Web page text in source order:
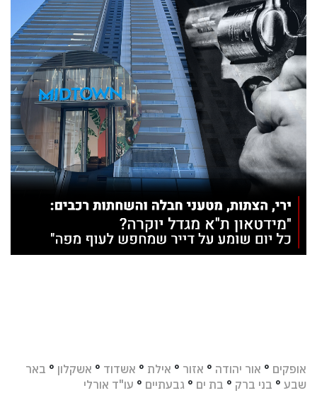
אופקים ° אור יהודה ° אזור ° אילת ° אשדוד ° אשקלון ° באר
שבע ° בני ברק ° בת ים ° גבעתיים ° עו"ד אורלי